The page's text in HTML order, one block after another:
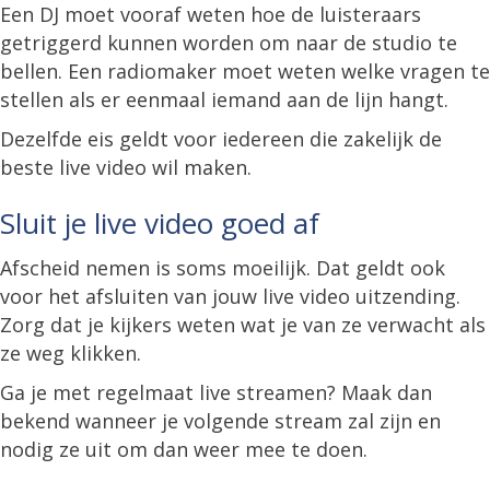
Een DJ moet vooraf weten hoe de luisteraars
getriggerd kunnen worden om naar de studio te
bellen. Een radiomaker moet weten welke vragen te
stellen als er eenmaal iemand aan de lijn hangt.
Dezelfde eis geldt voor iedereen die zakelijk de
beste live video wil maken.
Sluit je live video goed af
Afscheid nemen is soms moeilijk. Dat geldt ook
voor het afsluiten van jouw live video uitzending.
Zorg dat je kijkers weten wat je van ze verwacht als
ze weg klikken.
Ga je met regelmaat live streamen? Maak dan
bekend wanneer je volgende stream zal zijn en
nodig ze uit om dan weer mee te doen.